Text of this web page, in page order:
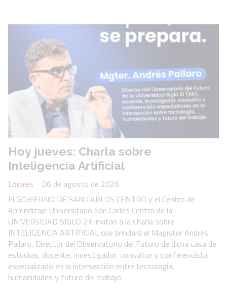
Hoy jueves: Charla sobre
Inteligencia Artificial
Locales
06 de agosto de 2026
El GOBIERNO DE SAN CARLOS CENTRO y el Centro de
Aprendizaje Universitario San Carlos Centro de la
UNIVERSIDAD SIGLO 21 invitan a la Charla sobre
INTELIGENCIA ARTIFICIAL que brindará el Magister Andrés
Pallaro, Director del Observatorio del Futuro de dicha casa de
estudios, docente, investigador, consultor y conferencista
especializado en la intersección entre tecnología,
humanidades y futuro del trabajo.